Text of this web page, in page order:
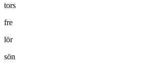
tors
fre
lör
sön